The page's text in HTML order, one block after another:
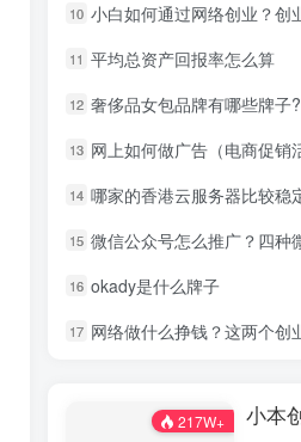
10 小白如何通过网络创业？创业互
11 平均总资产回报率怎么算
12 奢侈品女包品牌有哪些牌子?世界十大
13 网上如何做广告（电商促销活
14 哪家的香港云服务器比较稳定(最便宜
15 微信公众号怎么推广？四种
16 okady是什么牌子
17 网络做什么挣钱？这两个创
217W+ 小本